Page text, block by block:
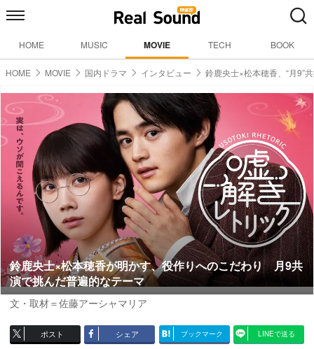
HOME MUSIC MOVIE TECH BOOK
HOME MOVIE 国内ドラマ インタビュー 鈴鹿央士×松本穂香、“月9”
鈴鹿央士×松本穂香が明かす、役作りへのこだわり 月9共
演で挑んだ普遍的なテーマ
文・取材＝佐藤アーシャマリア
ポスト シェア ブックマーク LINEで送る